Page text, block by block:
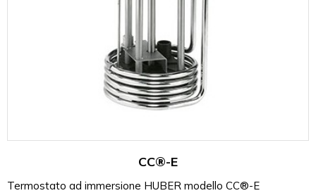
CC®-E
Termostato ad immersione HUBER modello CC®-E